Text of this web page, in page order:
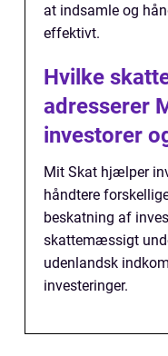
at indsamle og
effektivt.
Hvilke
adresserer
investorer
Mit Skat hjælper
håndtere
beskatning af
skattemæssigt
udenlandsk
investeringer.